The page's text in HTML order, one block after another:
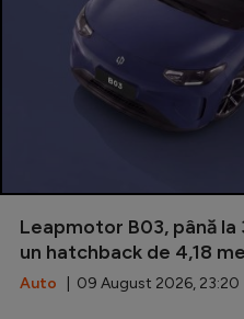
Leapmotor B03, până
un hatchback de 4,18
Auto | 09 August 2026, 23:20